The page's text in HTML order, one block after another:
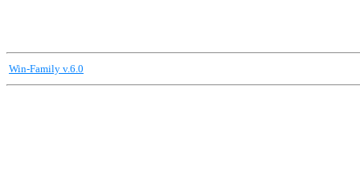
Win-Family v.6.0